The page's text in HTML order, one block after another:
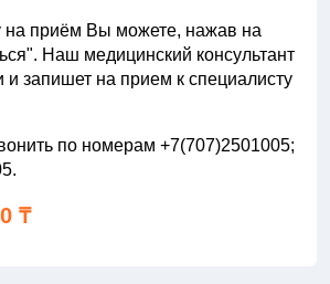
на приём Вы можете, нажав на
Наш медицинский консультант
и запишет на прием к специалисту
по номерам +7(707)2501005;
₸